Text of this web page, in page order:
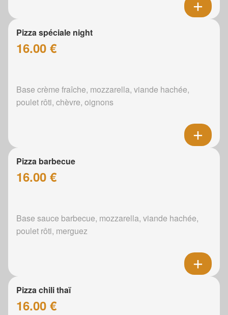
Pizza spéciale night
16.00 €
Base crème fraîche, mozzarella, viande hachée,
poulet rôti, chèvre, oignons
Pizza barbecue
16.00 €
Base sauce barbecue, mozzarella, viande hachée,
poulet rôti, merguez
Pizza chili thaï
16.00 €